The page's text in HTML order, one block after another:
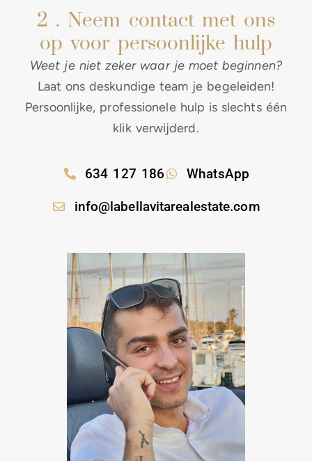
2 . Neem contact met ons
op voor persoonlijke hulp
Weet je niet zeker waar je moet beginnen?
Laat ons deskundige team je begeleiden!
Persoonlijke, professionele hulp is slechts één
klik verwijderd.
634 127 186 WhatsApp
info@labellavitarealestate.com